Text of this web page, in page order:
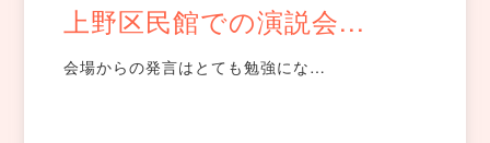
上野区民館での演説会...
会場からの発言はとても勉強にな…